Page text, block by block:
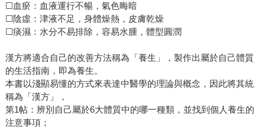
☐血瘀：血液運行不暢，氣色晦暗
☐陰虛：津液不足，身體燥熱，皮膚乾燥
☐痰濕：水分不易排除，容易水腫，體型圓潤
漢方將適合自己的改善方法稱為「養生」，製作出屬於自己體質
的生活指南，即為養生。
本書以淺顯易懂的方式來表達中醫學的理論與概念，因此將其統
稱為「漢方」，
第1帖：辨別自己屬於6大體質中的哪一種類，並找到個人養生的
注意事項；